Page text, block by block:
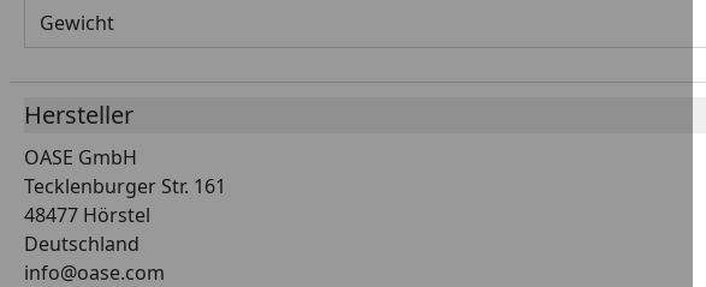
Gewicht
Hersteller
OASE GmbH
Tecklenburger Str. 161
48477 Hörstel
Deutschland
info@oase.com